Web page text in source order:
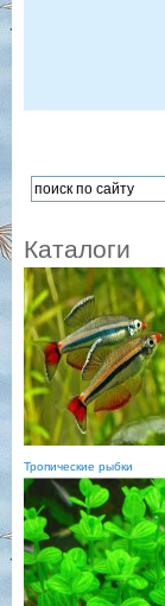
Каталоги
Тропические рыбки